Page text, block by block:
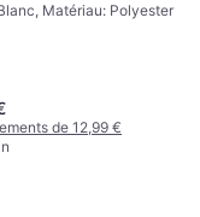
Matériau: Polyester
de 12,99 €